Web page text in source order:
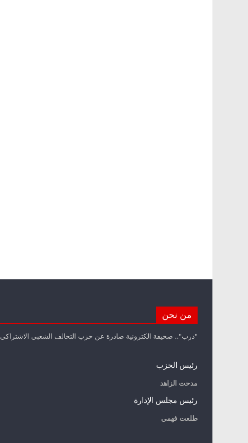
من نحن
"درب".. صحيفة الكترونية صادرة عن حزب التحالف الشعبي الاشتراكي
رئيس الحزب
مدحت الزاهد
رئيس مجلس الإدارة
طلعت فهمي